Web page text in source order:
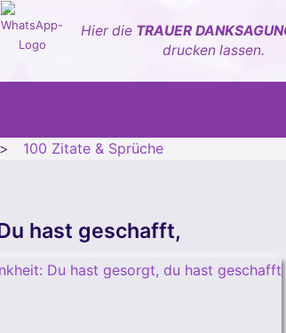
Hier die TRAUER
drucken lassen.
100 Zitate & Sprüche
hast geschafft,